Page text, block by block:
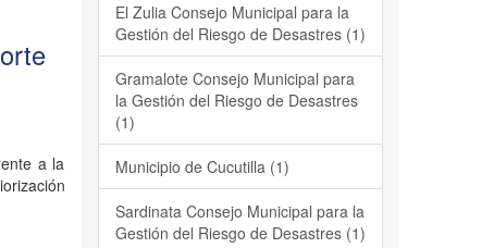
a la
El Zulia Consejo Municipal para la
Gestión del Riesgo de Desastres (1)
Gramalote Consejo Municipal para
la Gestión del Riesgo de Desastres
(1)
Municipio de Cucutilla (1)
Sardinata Consejo Municipal para la
Gestión del Riesgo de Desastres (1)